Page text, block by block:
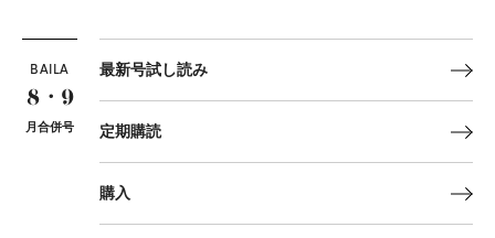
BAILA
8・9
月合併号
最新号試し読み
定期購読
購入